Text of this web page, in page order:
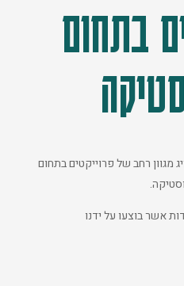
בתחום
רחב של פרוייקטים בתחום
אשר בוצעו על ידנו